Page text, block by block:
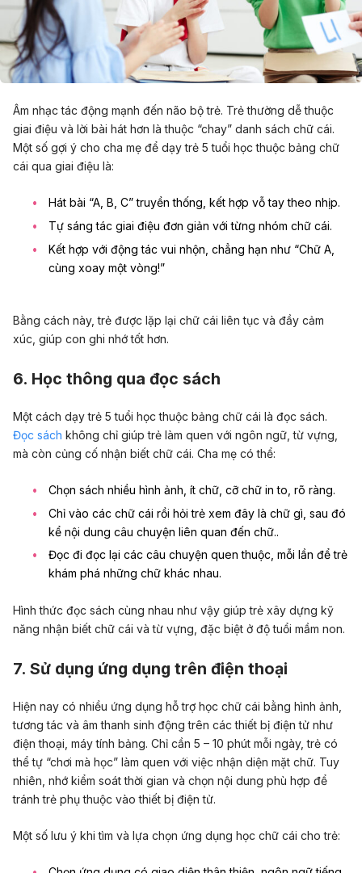
Âm nhạc tác động mạnh đến não bộ trẻ. Trẻ thường dễ thuộc
giai điệu và lời bài hát hơn là thuộc “chay” danh sách chữ cái.
Một số gợi ý cho cha mẹ để dạy trẻ 5 tuổi học thuộc bảng chữ
cái qua giai điệu là:
Hát bài “A, B, C” truyền thống, kết hợp vỗ tay theo nhịp.
Tự sáng tác giai điệu đơn giản với từng nhóm chữ cái.
Kết hợp với động tác vui nhộn, chẳng hạn như “Chữ A,
cùng xoay một vòng!”
Bằng cách này, trẻ được lặp lại chữ cái liên tục và đầy cảm
xúc, giúp con ghi nhớ tốt hơn.
6. Học thông qua đọc sách
Một cách dạy trẻ 5 tuổi học thuộc bảng chữ cái là đọc sách.
Đọc sách không chỉ giúp trẻ làm quen với ngôn ngữ, từ vựng,
mà còn củng cố nhận biết chữ cái. Cha mẹ có thể:
Chọn sách nhiều hình ảnh, ít chữ, cỡ chữ in to, rõ ràng.
Chỉ vào các chữ cái rồi hỏi trẻ xem đây là chữ gì, sau đó
kể nội dung câu chuyện liên quan đến chữ..
Đọc đi đọc lại các câu chuyện quen thuộc, mỗi lần để trẻ
khám phá những chữ khác nhau.
Hình thức đọc sách cùng nhau như vậy giúp trẻ xây dựng kỹ
năng nhận biết chữ cái và từ vựng, đặc biệt ở độ tuổi mầm non.
7. Sử dụng ứng dụng trên điện thoại
Hiện nay có nhiều ứng dụng hỗ trợ học chữ cái bằng hình ảnh,
tương tác và âm thanh sinh động trên các thiết bị điện tử như
điện thoại, máy tính bảng. Chỉ cần 5 – 10 phút mỗi ngày, trẻ có
thể tự “chơi mà học” làm quen với việc nhận diện mặt chữ. Tuy
nhiên, nhớ kiểm soát thời gian và chọn nội dung phù hợp để
tránh trẻ phụ thuộc vào thiết bị điện tử.
Một số lưu ý khi tìm và lựa chọn ứng dụng học chữ cái cho trẻ: